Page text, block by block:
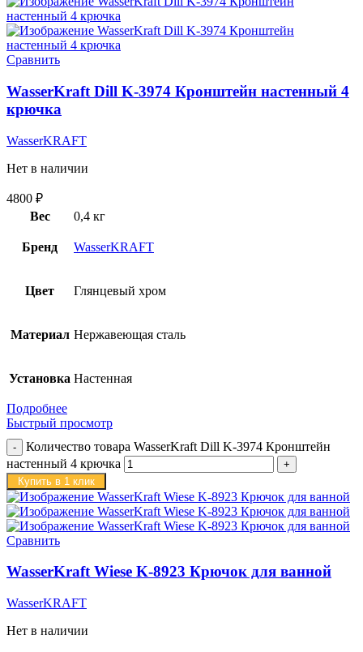
Сравнить
WasserKraft Dill K-3974 Кронштейн настенный 4
крючка
WasserKRAFT
Нет в наличии
4800 ₽
Вес
0,4 кг
Бренд WasserKRAFT
Цвет Глянцевый хром
Материал Нержавеющая сталь
Установка Настенная
Подробнее
Быстрый просмотр
Количество товара WasserKraft Dill K-3974 Кронштейн
настенный 4 крючка
Купить в 1 клик
Сравнить
WasserKraft Wiese K-8923 Крючок для ванной
WasserKRAFT
Нет в наличии